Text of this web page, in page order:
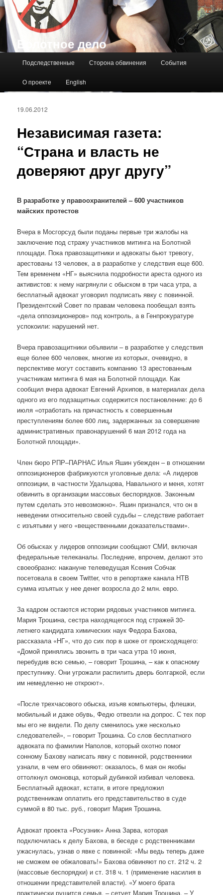
Болотное дело
Подследственные Сторона обвинения События
О проекте English
Независимая газета:
“Страна и власть не
доверяют друг другу”
19.06.2012
В разработке у правоохранителей – 600 участников
майских протестов
Вчера в Мосгорсуд были поданы первые три жалобы на
заключение под стражу участников митинга на Болотной
площади. Пока правозащитники и адвокаты бьют тревогу,
арестованы 13 человек, а в разработке у следствия еще 600.
Тем временем «НГ» выяснила подробности ареста одного из
активистов: к нему нагрянули с обыском в три часа утра, а
бесплатный адвокат уговорил подписать явку с повинной.
Президентский Совет по правам человека пообещал взять
«дела оппозиционеров» под контроль, а в Генпрокуратуре
успокоили: нарушений нет.
Вчера правозащитники объявили – в разработке у следствия
еще более 600 человек, многие из которых, очевидно, в
перспективе могут составить компанию 13 арестованным
участникам митинга 6 мая на Болотной площади. Как
сообщил вчера адвокат Евгений Архипов, в материалах дела
одного из его подзащитных содержится постановление: до 6
июля «отработать на причастность к совершенным
преступлениям более 600 лиц, задержанных за совершение
административных правонарушений 6 мая 2012 года на
Болотной площади».
Член бюро РПР–ПАРНАС Илья Яшин убежден – в отношении
оппозиционеров фабрикуются уголовные дела: «А лидеров
оппозиции, в частности Удальцова, Навального и меня, хотят
обвинить в организации массовых беспорядков. Законным
путем сделать это невозможно». Яшин признался, что он в
неведении относительно своей судьбы – следствие работает
с изъятыми у него «вещественными доказательствами».
Об обысках у лидеров оппозиции сообщают СМИ, включая
федеральные телеканалы. Последние, впрочем, делают это
своеобразно: накануне телеведущая Ксения Собчак
посетовала в своем Twitter, что в репортаже канала НТВ
сумма изъятых у нее денег возросла до 2 млн. евро.
За кадром остаются истории рядовых участников митинга.
Мария Трошина, сестра находящегося под стражей 30-
летнего кандидата химических наук Федора Бахова,
рассказала «НГ», что до сих пор в шоке от происходящего:
«Домой принялись звонить в три часа утра 10 июня,
перебудив всю семью, – говорит Трошина, – как к опасному
преступнику. Они угрожали распилить дверь болгаркой, если
им немедленно не откроют».
«После трехчасового обыска, изъяв компьютеры, флешки,
мобильный и даже обувь, Федю отвезли на допрос. С тех пор
мы его не видели. По делу сменилось уже несколько
следователей», – говорит Трошина. Со слов бесплатного
адвоката по фамилии Наполов, который охотно помог
сонному Бахову написать явку с повинной, родственники
узнали, в чем его обвиняют: оказалось, 6 мая он якобы
оттолкнул омоновца, который дубинкой избивал человека.
Бесплатный адвокат, кстати, в итоге предложил
родственникам оплатить его представительство в суде
суммой в 80 тыс. руб., говорит Мария Трошина.
Адвокат проекта «Росузник» Анна Зарва, которая
подключилась к делу Бахова, в беседе с родственниками
ужаснулась, узнав о явке с повинной: «Мы ведь теперь даже
не сможем ее обжаловать!» Бахова обвиняют по ст. 212 ч. 2
(массовые беспорядки) и ст. 318 ч. 1 (применение насилия в
отношении представителей власти). «У моего брата
практически рушится семья, – сетует Мария Трошина. – У